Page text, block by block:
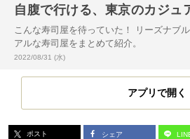
自腹で行ける、東京のカジュ
こんな寿司屋を待っていた！ リーズナブ
アルな寿司屋をまとめて紹介。
投稿日:
2022/08/31 (水)
アプリで開く
ポスト シェア